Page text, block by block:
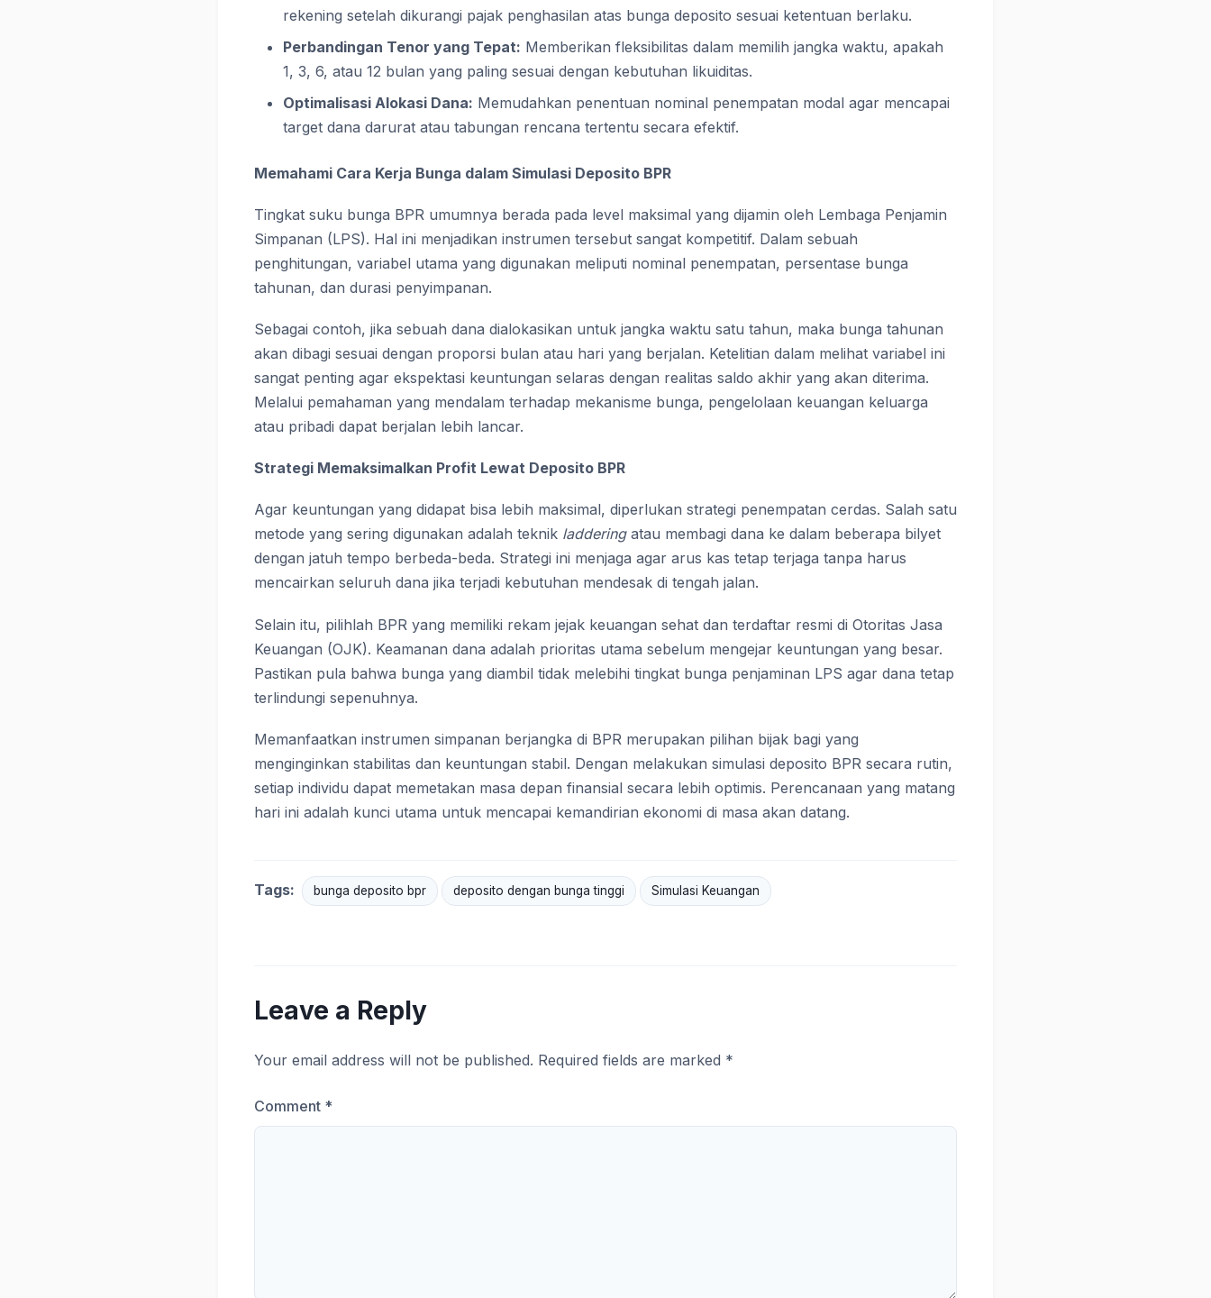
rekening setelah dikurangi pajak penghasilan atas bunga deposito sesuai ketentuan berlaku.
Perbandingan Tenor yang Tepat: Memberikan fleksibilitas dalam memilih jangka waktu, apakah
1, 3, 6, atau 12 bulan yang paling sesuai dengan kebutuhan likuiditas.
Optimalisasi Alokasi Dana: Memudahkan penentuan nominal penempatan modal agar mencapai
target dana darurat atau tabungan rencana tertentu secara efektif.
Memahami Cara Kerja Bunga dalam Simulasi Deposito BPR
Tingkat suku bunga BPR umumnya berada pada level maksimal yang dijamin oleh Lembaga Penjamin
Simpanan (LPS). Hal ini menjadikan instrumen tersebut sangat kompetitif. Dalam sebuah
penghitungan, variabel utama yang digunakan meliputi nominal penempatan, persentase bunga
tahunan, dan durasi penyimpanan.
Sebagai contoh, jika sebuah dana dialokasikan untuk jangka waktu satu tahun, maka bunga tahunan
akan dibagi sesuai dengan proporsi bulan atau hari yang berjalan. Ketelitian dalam melihat variabel ini
sangat penting agar ekspektasi keuntungan selaras dengan realitas saldo akhir yang akan diterima.
Melalui pemahaman yang mendalam terhadap mekanisme bunga, pengelolaan keuangan keluarga
atau pribadi dapat berjalan lebih lancar.
Strategi Memaksimalkan Profit Lewat Deposito BPR
Agar keuntungan yang didapat bisa lebih maksimal, diperlukan strategi penempatan cerdas. Salah satu
metode yang sering digunakan adalah teknik ladderingatau membagi dana ke dalam beberapa bilyet
dengan jatuh tempo berbeda-beda. Strategi ini menjaga agar arus kas tetap terjaga tanpa harus
mencairkan seluruh dana jika terjadi kebutuhan mendesak di tengah jalan.
Selain itu, pilihlah BPR yang memiliki rekam jejak keuangan sehat dan terdaftar resmi di Otoritas Jasa
Keuangan (OJK). Keamanan dana adalah prioritas utama sebelum mengejar keuntungan yang besar.
Pastikan pula bahwa bunga yang diambil tidak melebihi tingkat bunga penjaminan LPS agar dana tetap
terlindungi sepenuhnya.
Memanfaatkan instrumen simpanan berjangka di BPR merupakan pilihan bijak bagi yang
menginginkan stabilitas dan keuntungan stabil. Dengan melakukan simulasi deposito BPR secara rutin,
setiap individu dapat memetakan masa depan finansial secara lebih optimis. Perencanaan yang matang
hari ini adalah kunci utama untuk mencapai kemandirian ekonomi di masa akan datang.
Tags: bunga deposito bpr deposito dengan bunga tinggi Simulasi Keuangan
Leave a Reply
Your email address will not be published. Required fields are marked *
Comment *